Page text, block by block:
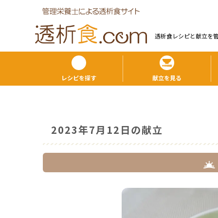
透析食レシピと献⽴を
レシピを探す 献立を見る
2023年7月12日の献立